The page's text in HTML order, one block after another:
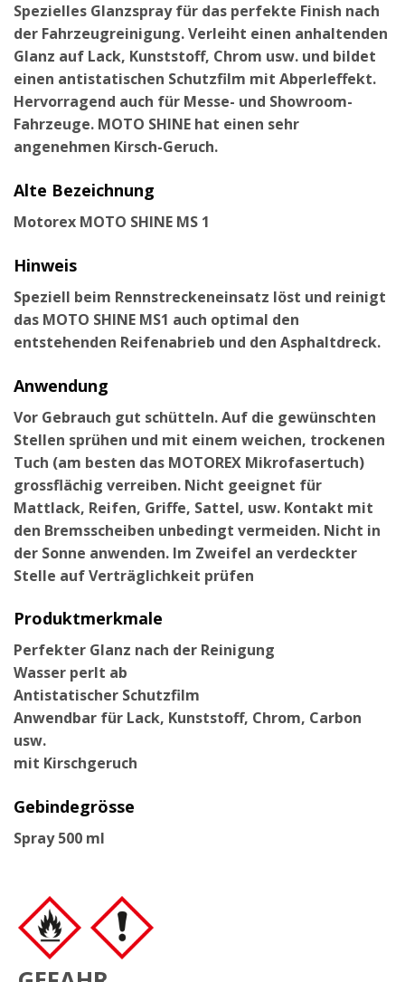
Spezielles Glanzspray für das perfekte Finish nach
der Fahrzeugreinigung. Verleiht einen anhaltenden
Glanz auf Lack, Kunststoff, Chrom usw. und bildet
einen antistatischen Schutzfilm mit Abperleffekt.
Hervorragend auch für Messe- und Showroom-
Fahrzeuge. MOTO SHINE hat einen sehr
angenehmen Kirsch-Geruch.
Alte Bezeichnung
Motorex MOTO SHINE MS 1
Hinweis
Speziell beim Rennstreckeneinsatz löst und reinigt
das MOTO SHINE MS1 auch optimal den
entstehenden Reifenabrieb und den Asphaltdreck.
Anwendung
Vor Gebrauch gut schütteln. Auf die gewünschten
Stellen sprühen und mit einem weichen, trockenen
Tuch (am besten das MOTOREX Mikrofasertuch)
grossflächig verreiben. Nicht geeignet für
Mattlack, Reifen, Griffe, Sattel, usw. Kontakt mit
den Bremsscheiben unbedingt vermeiden. Nicht in
der Sonne anwenden. Im Zweifel an verdeckter
Stelle auf Verträglichkeit prüfen
Produktmerkmale
Perfekter Glanz nach der Reinigung
Wasser perlt ab
Antistatischer Schutzfilm
Anwendbar für Lack, Kunststoff, Chrom, Carbon
usw.
mit Kirschgeruch
Gebindegrösse
Spray 500 ml